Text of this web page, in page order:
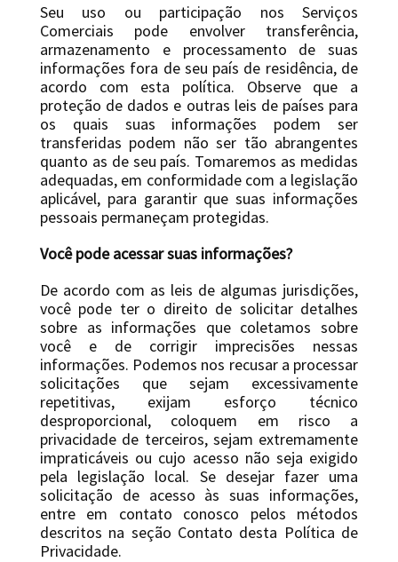
Seu uso ou participação nos Serviços
Comerciais pode envolver transferência,
armazenamento e processamento de suas
informações fora de seu país de residência, de
acordo com esta política. Observe que a
proteção de dados e outras leis de países para
os quais suas informações podem ser
transferidas podem não ser tão abrangentes
quanto as de seu país. Tomaremos as medidas
adequadas, em conformidade com a legislação
aplicável, para garantir que suas informações
pessoais permaneçam protegidas.
Você pode acessar suas informações?
De acordo com as leis de algumas jurisdições,
você pode ter o direito de solicitar detalhes
sobre as informações que coletamos sobre
você e de corrigir imprecisões nessas
informações. Podemos nos recusar a processar
solicitações que sejam excessivamente
repetitivas, exijam esforço técnico
desproporcional, coloquem em risco a
privacidade de terceiros, sejam extremamente
impraticáveis ​​ou cujo acesso não seja exigido
pela legislação local. Se desejar fazer uma
solicitação de acesso às suas informações,
entre em contato conosco pelos métodos
descritos na seção Contato desta Política de
Privacidade.